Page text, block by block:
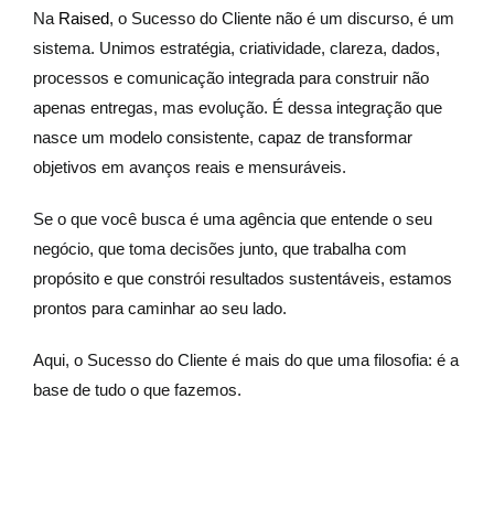
Na Raised, o Sucesso do Cliente não é um discurso, é um
sistema. Unimos estratégia, criatividade, clareza, dados,
processos e comunicação integrada para construir não
apenas entregas, mas evolução. É dessa integração que
nasce um modelo consistente, capaz de transformar
objetivos em avanços reais e mensuráveis.
Se o que você busca é uma agência que entende o seu
negócio, que toma decisões junto, que trabalha com
propósito e que constrói resultados sustentáveis, estamos
prontos para caminhar ao seu lado.
Aqui, o Sucesso do Cliente é mais do que uma filosofia: é a
base de tudo o que fazemos.